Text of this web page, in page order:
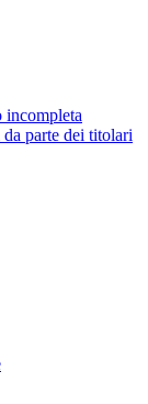
incompleta
parte dei titolari